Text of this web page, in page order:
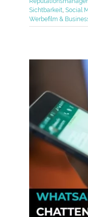
Sichtbarkeit ,Social
Werbefilm &